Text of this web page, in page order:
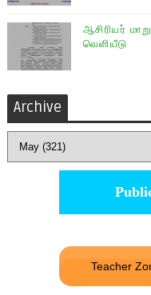
ஆசிரியர்
வெளியீடு
Archive
Teacher